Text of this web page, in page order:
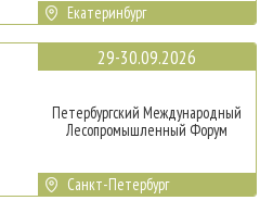
Екатеринбург
29-30.09.2026
Петербургский Международный
Лесопромышленный Форум
Санкт-Петербург